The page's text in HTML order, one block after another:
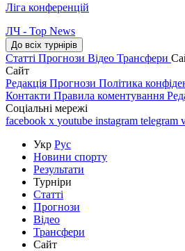
Ліга конференцій
ЛЧ - Top News
До всіх турнірів
Статті Прогнози Відео Трансфери
Сайт
Редакція Прогнози Політика
Контакти Правила коментування
Соціальні мережі
facebook x youtube instagram telegram
Укр Рус
Новини спорту
Результати
Турніри
Статті
Прогнози
Відео
Трансфери
Сайт